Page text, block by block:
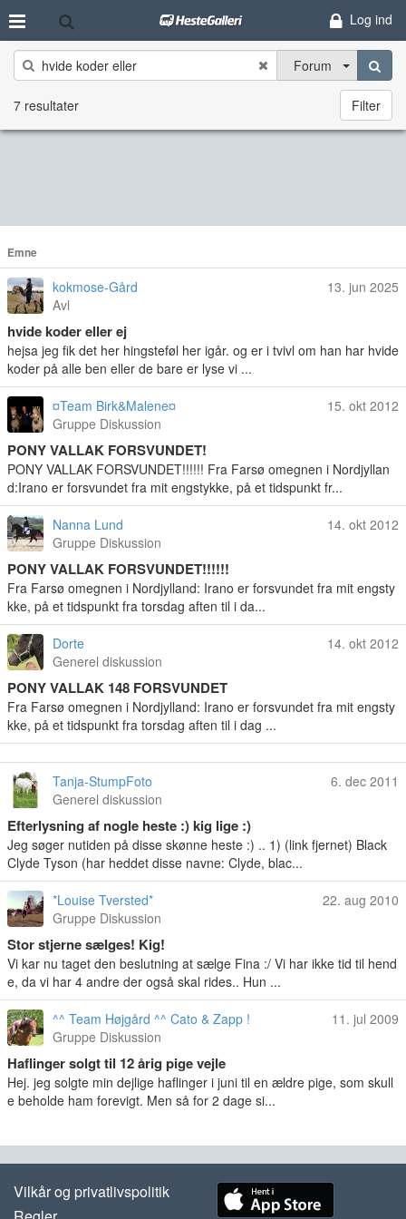
Log ind
Forum
7 resultater Filter
Emne
kokmose-Gård
Avl
13. jun 2025
hvide koder eller ej
hejsa jeg fik det her hingsteføl her igår. og er i tvivl om han har hvide
koder på alle ben eller de bare er lyse vi ...
¤Team Birk&Malene¤
Gruppe Diskussion
15. okt 2012
PONY VALLAK FORSVUNDET!
PONY VALLAK FORSVUNDET!!!!!! Fra Farsø omegnen i Nordjyllan
d:Irano er forsvundet fra mit engstykke, på et tidspunkt fr...
Nanna Lund
Gruppe Diskussion
14. okt 2012
PONY VALLAK FORSVUNDET!!!!!!
Fra Farsø omegnen i Nordjylland: Irano er forsvundet fra mit engsty
kke, på et tidspunkt fra torsdag aften til i da...
Dorte
Generel diskussion
14. okt 2012
PONY VALLAK 148 FORSVUNDET
Fra Farsø omegnen i Nordjylland: Irano er forsvundet fra mit engsty
kke, på et tidspunkt fra torsdag aften til i dag ...
Tanja-StumpFoto
Generel diskussion
6. dec 2011
Efterlysning af nogle heste :) kig lige :)
Jeg søger nutiden på disse skønne heste :) .. 1) (link fjernet) Black
Clyde Tyson (har heddet disse navne: Clyde, blac...
*Louise Tversted*
Gruppe Diskussion
22. aug 2010
Stor stjerne sælges! Kig!
Vi kar nu taget den beslutning at sælge Fina :/ Vi har ikke tid til hend
e, da vi har 4 andre der også skal rides.. Hun ...
^^ Team Højgård ^^ Cato & Zapp !
Gruppe Diskussion
11. jul 2009
Haflinger solgt til 12 årig pige vejle
Hej. jeg solgte min dejlige haflinger i juni til en ældre pige, som skull
e beholde ham forevigt. Men så for 2 dage si...
Vilkår og privatlivspolitik